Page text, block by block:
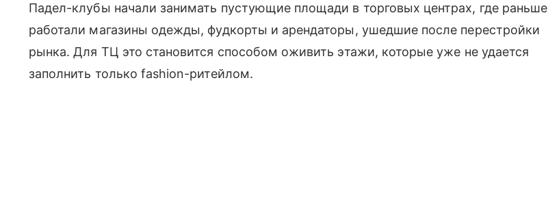
Падел-клубы начали занимать пустующие площади в торговых центрах, где раньше
работали магазины одежды, фудкорты и арендаторы, ушедшие после перестройки
рынка. Для ТЦ это становится способом оживить этажи, которые уже не удается
заполнить только fashion-ритейлом.